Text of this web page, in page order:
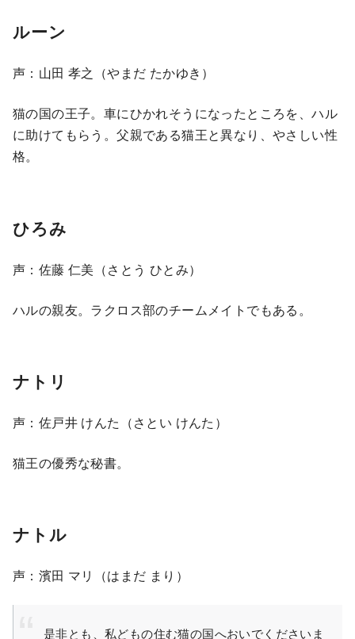
ルーン
声：山田 孝之（やまだ たかゆき）
猫の国の王子。車にひかれそうになったところを、ハル
に助けてもらう。父親である猫王と異なり、やさしい性
格。
ひろみ
声：佐藤 仁美（さとう ひとみ）
ハルの親友。ラクロス部のチームメイトでもある。
ナトリ
声：佐戸井 けんた（さとい けんた）
猫王の優秀な秘書。
ナトル
声：濱田 マリ（はまだ まり）
是非とも、私どもの住む猫の国へおいでくださいま